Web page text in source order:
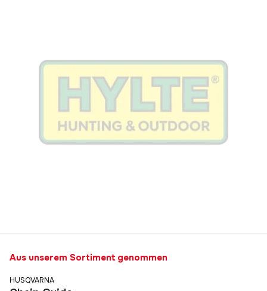
Aus unserem Sortiment genommen
HUSQVARNA